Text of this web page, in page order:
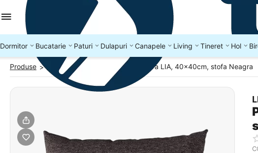
Dormitor Bucatarie Paturi Dulapuri Canapele Living Tineret Hol
Produse > Perne si pilote Perna decorativa LIA, 40x40cm, stofa Neagra